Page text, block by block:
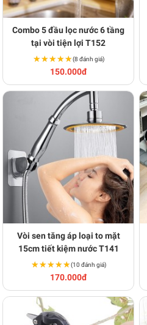
Combo 5 đầu lọc nước 6 tầng
tại vòi tiện lợi T152
★★★★★
★★★★★(8 đánh giá)
150.000đ
Vòi sen tăng áp loại to mặt
15cm tiết kiệm nước T141
★★★★★
★★★★★(10 đánh giá)
170.000đ